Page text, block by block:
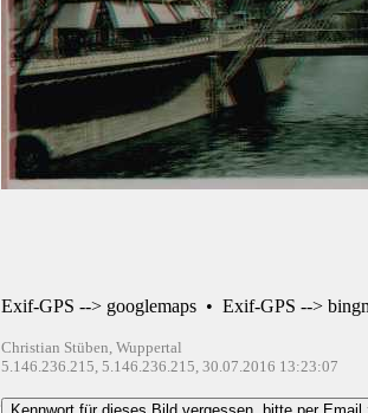
Exif-GPS --> googlemaps • Exif-GPS -->
Christian Stüben, Wuppertal
5.146.236.215, 5.146.236.215, 30.07.2016 13:23:07